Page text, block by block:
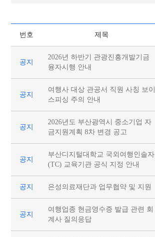
번호 제목
공지
2026년 하반기 관광진흥개발기금
융자시행 안내
공지
여행사 대상 관공서 직원 사칭 보이
스피싱 주의 안내
공지
2026년도 부산광역시 중소기업 자
금지원계획 8차 변경 공고
공지
부산디지털대학교 국외여행인솔자
(TC) 교육기관 공식 지정 안내
공지 은성의료재단과 업무협약 및 지원
공지
여행업종 현금영수증 발급 관련 회
계사 질의응답